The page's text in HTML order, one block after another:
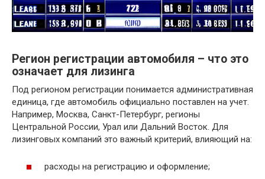
Регион регистрации автомобиля – что это
означает для лизинга
Под регионом регистрации понимается административная
единица, где автомобиль официально поставлен на учет.
Например, Москва, Санкт-Петербург, регионы
Центральной России, Урал или Дальний Восток. Для
лизинговых компаний это важный критерий, влияющий на:
расходы на регистрацию и оформление;